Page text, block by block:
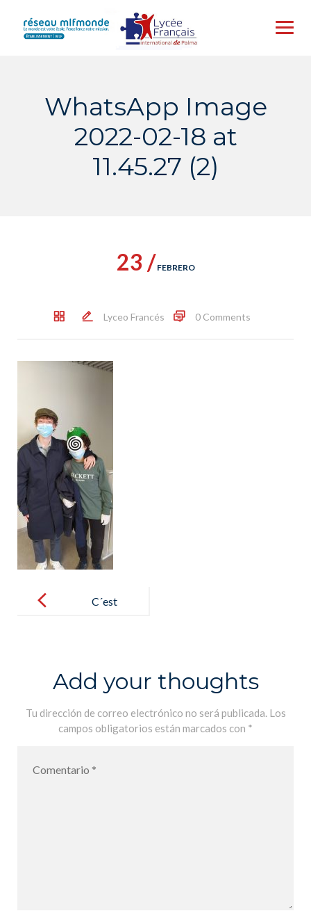
content
WhatsApp Image
2022-02-18 at
11.45.27 (2)
23 / FEBRERO
Lyceo Francés 0 Comments
navigation
C´est
LFiP
Add your thoughts
Tu dirección de correo electrónico no será publicada. Los
campos obligatorios están marcados con *